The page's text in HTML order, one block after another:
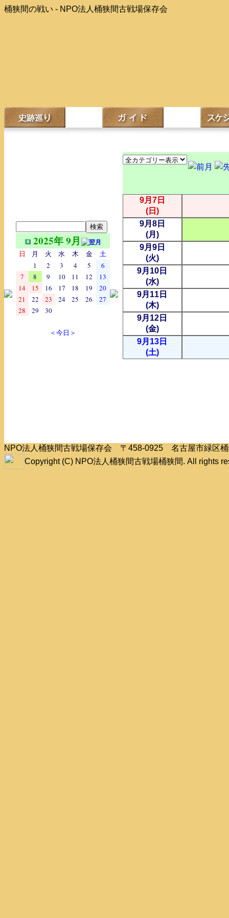
桶狭間の戦い - NPO法人桶狭間古戦場保存会
2025年 9月
日 月 火 水 木 金
土
1
2 3 4 5
6
7
8 9 10 11 12
13
14
15 16 17 18 19
20
21
22 23 24 25 26
27
28
29 30
＜今日＞
9月7日
(日)
9月8日
(月)
9月9日
(火)
9月10日
(水)
9月11日
(木)
9月12日
(金)
9月13日
(土)
NPO法人桶狭間古戦場保存会 〒458-0925 名古屋市緑区
Copyright (C) NPO法人桶狭間古戦場桶狭間. All rights